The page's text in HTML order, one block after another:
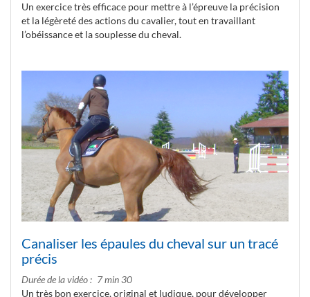
Un exercice très efficace pour mettre à l’épreuve la précision
et la légèreté des actions du cavalier, tout en travaillant
l’obéissance et la souplesse du cheval.
Canaliser les épaules du cheval sur un tracé
précis
Durée de la vidéo
7 min 30
Un très bon exercice, original et ludique, pour développer